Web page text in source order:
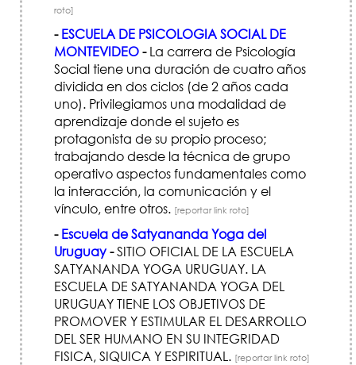
roto]
- ESCUELA DE PSICOLOGIA SOCIAL DE
MONTEVIDEO-La carrera de Psicología
Social tiene una duración de cuatro años
dividida en dos ciclos (de 2 años cada
uno). Privilegiamos una modalidad de
aprendizaje donde el sujeto es
protagonista de su propio proceso;
trabajando desde la técnica de grupo
operativo aspectos fundamentales como
la interacción, la comunicación y el
vínculo, entre otros. [reportar link roto]
- Escuela de Satyananda Yoga del
Uruguay-SITIO OFICIAL DE LA ESCUELA
SATYANANDA YOGA URUGUAY. LA
ESCUELA DE SATYANANDA YOGA DEL
URUGUAY TIENE LOS OBJETIVOS DE
PROMOVER Y ESTIMULAR EL DESARROLLO
DEL SER HUMANO EN SU INTEGRIDAD
FISICA, SIQUICA Y ESPIRITUAL. [reportar link roto]